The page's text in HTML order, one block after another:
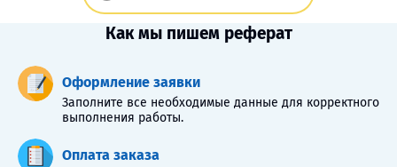
Как мы пишем реферат
Оформление заявки
Заполните все необходимые данные для корректного
выполнения работы.
Оплата заказа